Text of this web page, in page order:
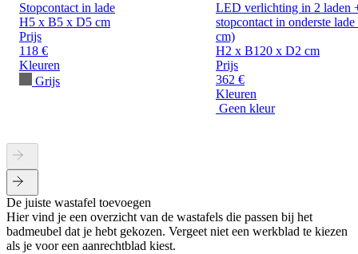
Stopcontact in lade
H5 x B5 x D5 cm
Prijs
118 €
Kleuren
Grijs
LED verlichting in 2 laden
stopcontact in onderste
cm)
H2 x B120 x D2 cm
Prijs
362 €
Kleuren
Geen kleur
De juiste wastafel toevoegen
Hier vind je een overzicht van de wastafels die passen bij het
badmeubel dat je hebt gekozen. Vergeet niet een werkblad te kiezen
als je voor een aanrechtblad kiest.